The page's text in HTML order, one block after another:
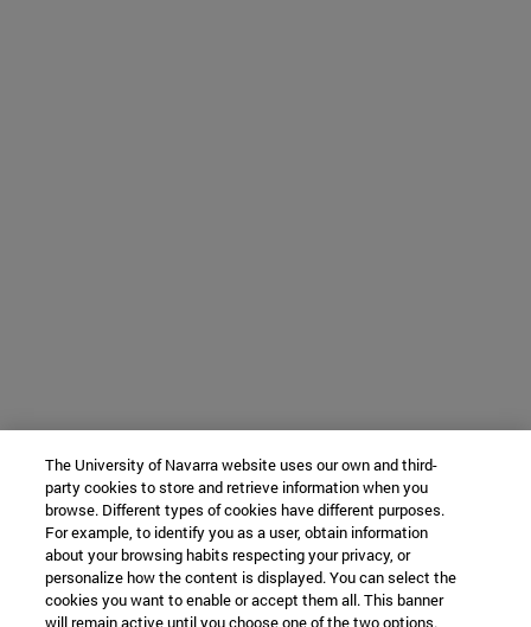
The University of Navarra website uses our own and third-
party cookies to store and retrieve information when you
browse. Different types of cookies have different purposes.
For example, to identify you as a user, obtain information
about your browsing habits respecting your privacy, or
personalize how the content is displayed. You can select the
cookies you want to enable or accept them all. This banner
will remain active until you choose one of the two options.